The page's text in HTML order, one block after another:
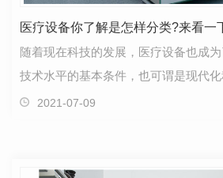
医疗设备你了解是怎样分类?来看一
随着现在科技的发展，医疗设备也成
技术水平的基本条件，也可谓是现代
一，现医疗设备已成为现代医疗的重
2021-07-09